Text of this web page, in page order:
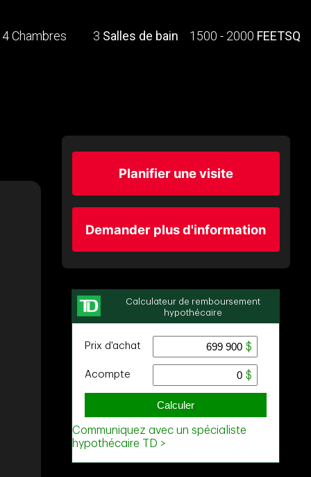
4 Chambres 3 Salles de bain 1500 - 2000 FEETSQ
Planifier une visite
Demander plus d'information